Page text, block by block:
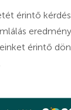
érintő
érintő